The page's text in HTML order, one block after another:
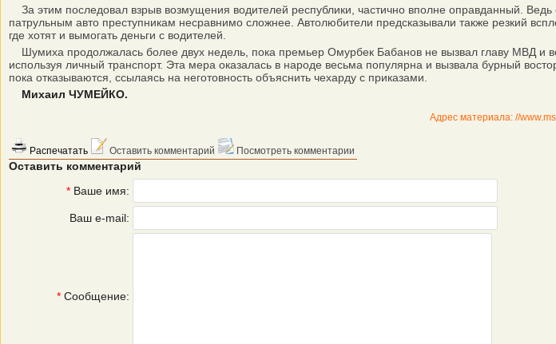
За этим последовал взрыв возмущения водителей республики, частично вполне оправданный.
патрульным авто преступникам несравнимо сложнее. Автолюбители предсказывали также резкий
где хотят и вымогать деньги с водителей.
Шумиха продолжалась более двух недель, пока премьер Омурбек Бабанов не вызвал главу МВД и
используя личный транспорт. Эта мера оказалась в народе весьма популярна и вызвала бурный
пока отказываются, ссылаясь на неготовность объяснить чехарду с приказами.
Михаил ЧУМЕЙКО.
Адрес материала: //
Распечатать Оставить комментарий Посмотреть комментарии
Оставить комментарий
* Ваше имя:
Ваш e-mail:
* Сообщение: